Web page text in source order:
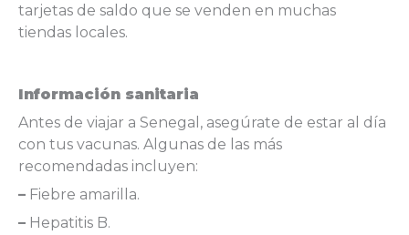
tarjetas de saldo que se venden en muchas
tiendas locales.
Información sanitaria
Antes de viajar a Senegal, asegúrate de estar al día
con tus vacunas. Algunas de las más
recomendadas incluyen:
– Fiebre amarilla.
– Hepatitis B.